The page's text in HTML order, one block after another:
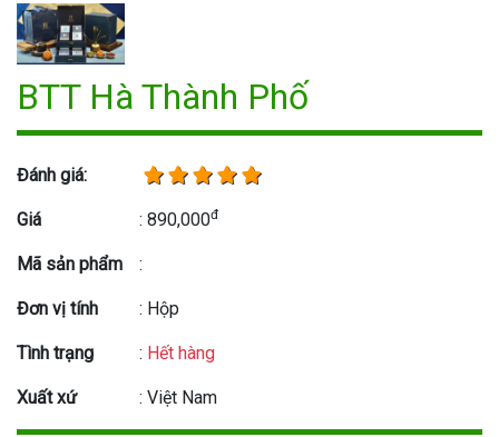
BTT Hà Thành Phố
Đánh giá:
Giá : 890,000đ
Mã sản phẩm :
Đơn vị tính : Hộp
Tình trạng : Hết hàng
Xuất xứ : Việt Nam